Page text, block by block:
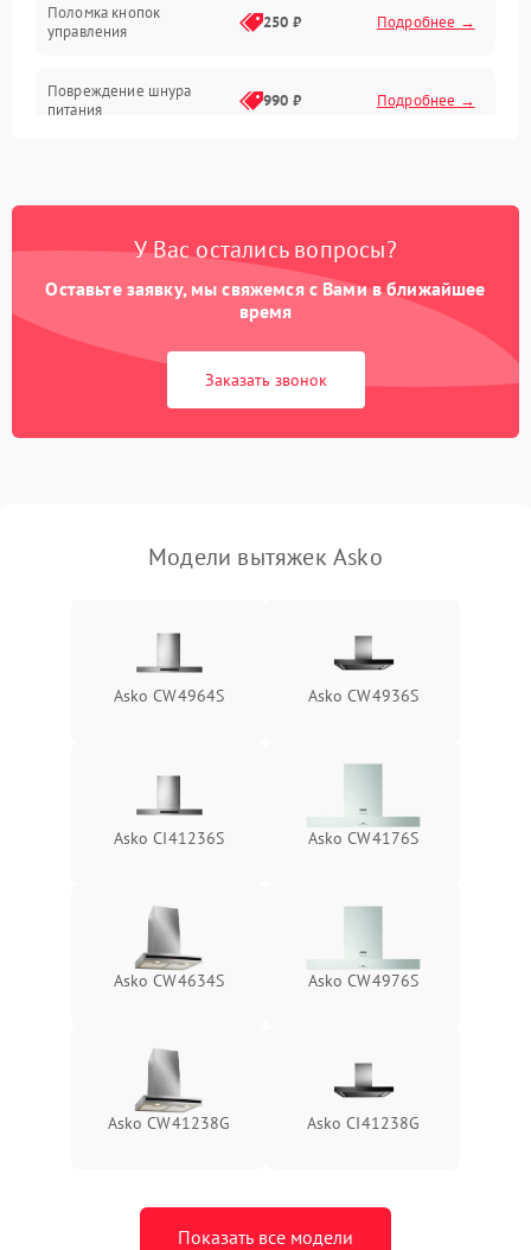
Поломка кнопок
управления
250 ₽ Подробнее →
Повреждение шнура
питания
990 ₽ Подробнее →
Не ключается вытяжка 550 ₽ Подробнее →
конденсатора
1000 ₽ Подробнее →
1000 ₽ Подробнее →
У Вас остались вопросы?
Оставьте заявку, мы свяжемся с Вами в ближайшее
время
Заказать звонок
Модели вытяжек Asko
Asko CW4964S Asko CW4936S
Asko CI41236S Asko CW4176S
Asko CW4634S Asko CW4976S
Asko CW41238G Asko CI41238G
Показать все модели